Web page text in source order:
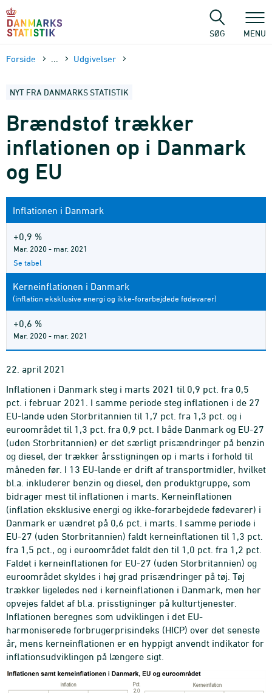
sidens
SØG MENU
Forside Udgivelser
NYT FRA DANMARKS STATISTIK
Brændstof trækker
inflationen op i Danmark
og EU
Inflationen i Danmark
+0,9 %
Mar. 2020 - mar. 2021
Se tabel
Kerneinflationen i Danmark
(inflation eksklusive energi og ikke-forarbejdede fødevarer)
+0,6 %
Mar. 2020 - mar. 2021
22. april 2021
Inflationen i Danmark steg i marts 2021 til 0,9 pct. fra 0,5
pct. i februar 2021. I samme periode steg inflationen i de 27
EU-lande uden Storbritannien til 1,7 pct. fra 1,3 pct. og i
euroområdet til 1,3 pct. fra 0,9 pct. I både Danmark og EU-27
(uden Storbritannien) er det særligt prisændringer på benzin
og diesel, der trækker årsstigningen op i marts i forhold til
måneden før. I 13 EU-lande er drift af transportmidler, hvilket
bl.a. inkluderer benzin og diesel, den produktgruppe, som
bidrager mest til inflationen i marts. Kerneinflationen
(inflation eksklusive energi og ikke-forarbejdede fødevarer) i
Danmark er uændret på 0,6 pct. i marts. I samme periode i
EU-27 (uden Storbritannien) faldt kerneinflationen til 1,3 pct.
fra 1,5 pct., og i euroområdet faldt den til 1,0 pct. fra 1,2 pct.
Faldet i kerneinflationen for EU-27 (uden Storbritannien) og
euroområdet skyldes i høj grad prisændringer på tøj. Tøj
trækker ligeledes ned i kerneinflationen i Danmark, men her
opvejes faldet af bl.a. prisstigninger på kulturtjenester.
Inflationen beregnes som udviklingen i det EU-
harmoniserede forbrugerprisindeks (HICP) over det seneste
år, mens kerneinflationen er en hyppigt anvendt indikator for
inflationsudviklingen på længere sigt.